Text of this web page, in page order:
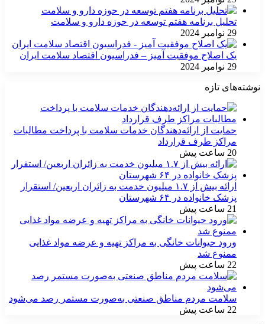
تحلیل برنامه هفتم توسعه در حوزه دارو و سلامت
29 نوامبر 2024
یک اصلاح موفقیت آمیز – فدراسیون اقتصاد سلامت ایران
29 نوامبر 2024
نوشته‌های تازه
حمایت از ارائه‌دهندگان خدمات سلامت با پرداخت مطالبات
مراکز طرف قرارداد
20 ساعت پیش
ارائه بیش از ۱.۷ میلیون خدمت به زائران اربعین/ استقرار
پزشک خانواده در ۶۴ شهرستان
21 ساعت پیش
ورود حیوانات خانگی به مراکز تهیه و عرضه مواد غذایی
ممنوع شد
22 ساعت پیش
سلامت مردم مناطق صنعتی به‌صورت مستمر رصد می‌شود
22 ساعت پیش